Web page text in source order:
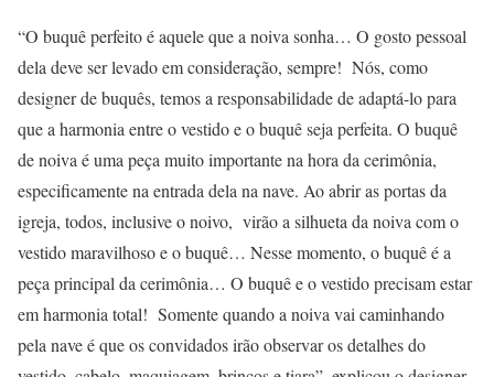
“O buquê perfeito é aquele que a noiva sonha… O gosto pessoal
dela deve ser levado em consideração, sempre! Nós, como
designer de buquês, temos a responsabilidade de adaptá-lo para
que a harmonia entre o vestido e o buquê seja perfeita. O buquê
de noiva é uma peça muito importante na hora da cerimônia,
especificamente na entrada dela na nave. Ao abrir as portas da
igreja, todos, inclusive o noivo, virão a silhueta da noiva com o
vestido maravilhoso e o buquê… Nesse momento, o buquê é a
peça principal da cerimônia… O buquê e o vestido precisam estar
em harmonia total! Somente quando a noiva vai caminhando
pela nave é que os convidados irão observar os detalhes do